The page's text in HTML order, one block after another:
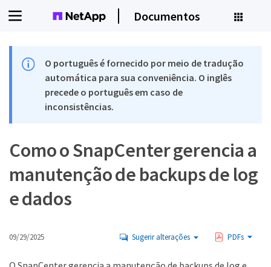
Documentos
O português é fornecido por meio de tradução
automática para sua conveniência. O inglês
precede o português em caso de
inconsistências.
Como o SnapCenter gerencia a
manutenção de backups de log
e dados
09/29/2025 Sugerir alterações PDFs